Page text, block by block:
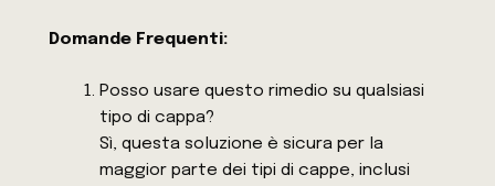
Domande Frequenti:
Posso usare questo rimedio su qualsiasi
tipo di cappa?
Sì, questa soluzione è sicura per la
maggior parte dei tipi di cappe, inclusi